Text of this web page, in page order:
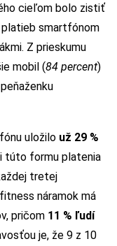
cieľom bolo zistiť
smartfónom
Z prieskumu
mobil (84 percent)
uložilo už 29 %
túto formu platenia
tretej
náramok má
pričom 11 % ľudí
je, že 9 z 10